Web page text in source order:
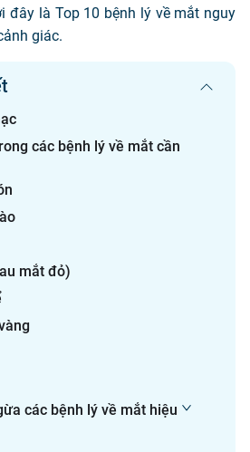
đây là Top 10 bệnh lý về mắt nguy
giác.
các bệnh lý về mắt cần
mắt đỏ)
các bệnh lý về mắt hiệu